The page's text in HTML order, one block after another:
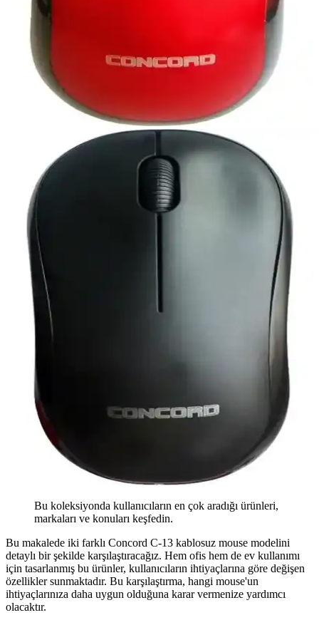
Bu koleksiyonda kullanıcıların en çok aradığı ürünleri,
markaları ve konuları keşfedin.
Bu makalede iki farklı Concord C-13 kablosuz mouse modelini
detaylı bir şekilde karşılaştıracağız. Hem ofis hem de ev kullanımı
için tasarlanmış bu ürünler, kullanıcıların ihtiyaçlarına göre değişen
özellikler sunmaktadır. Bu karşılaştırma, hangi mouse'un
ihtiyaçlarınıza daha uygun olduğuna karar vermenize yardımcı
olacaktır.